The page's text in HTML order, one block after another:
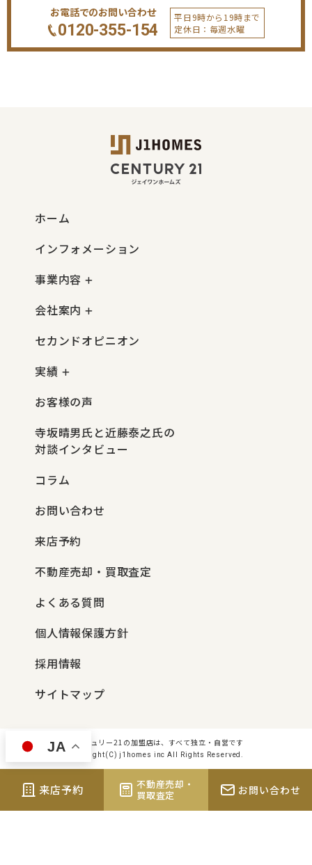
お電話でのお問い合わせ
0120-355-154
平日9時から19時まで
定休日：毎週水曜
ホーム
インフォメーション
事業内容
会社案内
セカンドオピニオン
実績
お客様の声
寺坂晴男氏と近藤泰之氏の
対談インタビュー
コラム
お問い合わせ
来店予約
不動産売却・買取査定
よくある質問
個人情報保護方針
採用情報
サイトマップ
センチュリー21の加盟店は、すべて独立・自営です
Copyright(C) j1homes inc All Rights Reserved.
来店予約
不動産売却・
買取査定
お問い合わせ
JA